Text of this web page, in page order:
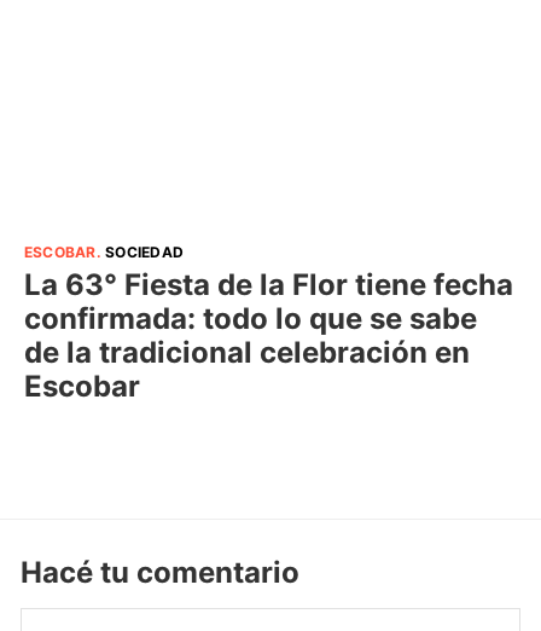
ESCOBAR.SOCIEDAD
La 63° Fiesta de la Flor tiene fecha
confirmada: todo lo que se sabe
de la tradicional celebración en
Escobar
Hacé tu comentario